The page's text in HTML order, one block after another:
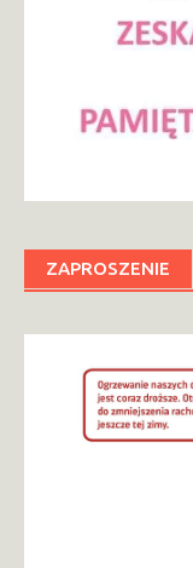
ZAPROSZENIE